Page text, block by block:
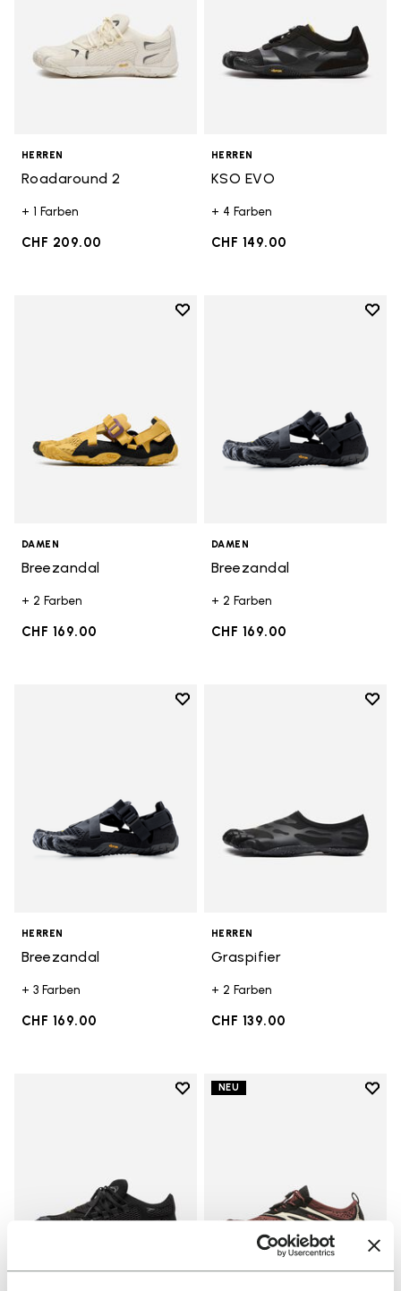
HERREN
Roadaround 2
+ 1 Farben
CHF 209.00
HERREN
KSO EVO
+ 4 Farben
CHF 149.00
Add to wishlist
DAMEN
Breezandal
+ 2 Farben
CHF 169.00
Add
DAMEN
Breezandal
+ 2 Farben
CHF 169.00
Add to wishlist
HERREN
Breezandal
+ 3 Farben
CHF 169.00
Add
HERREN
Graspifier
+ 2 Farben
CHF 139.00
Add to wishlist
NEU
Add